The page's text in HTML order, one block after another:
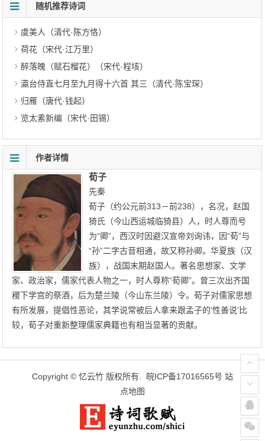
随机推荐诗词
虞美人（清代·陈方恪）
荷花（宋代·江万里）
醉落魄（赋石榴花）（宋代·程垓）
瀛台侍直七月至九月得十六首 其三（清代·陈宝琛）
归雁（唐代·钱起）
览太素新编（宋代·田锡）
作者详情
荀子
先秦
荀子（约公元前313－前238），名况，赵国
猗氏（今山西运城临猗县）人，时人尊而号
为“卿”，西汉时因避汉宣帝刘询讳，因“荀”与
“孙”二字古音相通，故又称孙卿。华夏族（汉
族），战国末期赵国人。著名思想家、文学
家、政治家，儒家代表人物之一，时人尊称“荀卿”。曾三次出齐国
稷下学宫的祭酒，后为楚兰陵（今山东兰陵）令。荀子对儒家思想
有所发展，提倡性恶论，其学说常被后人拿来跟孟子的‘性善说’比
较，荀子对重新整理儒家典籍也有相当显著的贡献。
Copyright © 忆云竹 版权所有. 皖ICP备17016565号 站
点地图